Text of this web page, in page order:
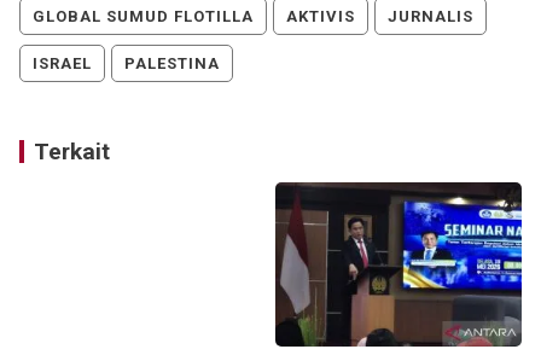
GLOBAL SUMUD FLOTILLA AKTIVIS JURNALIS
ISRAEL PALESTINA
Terkait